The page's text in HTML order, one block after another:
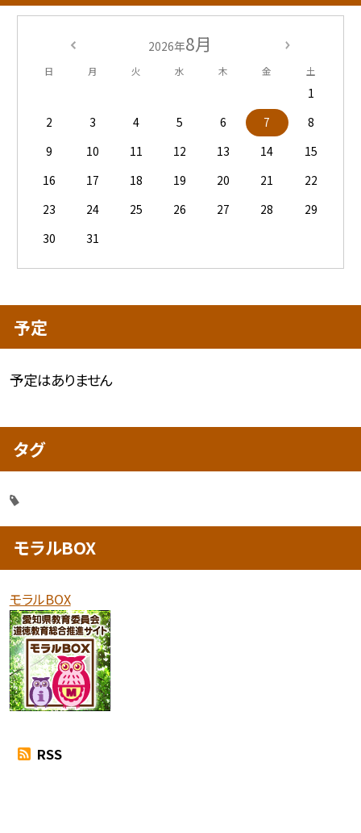
2026年8月
日 月 火 水 木 金 土
1
2
3 4 5 6 7
8
9
10 11 12 13 14
15
16
17 18 19 20 21
22
23
24 25 26 27 28
29
30
31
予定
予定はありません
タグ
モラルBOX
モラルBOX
RSS